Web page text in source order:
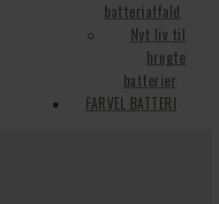
batteriaffald
Nyt liv til
brugte
batterier
FARVEL BATTERI